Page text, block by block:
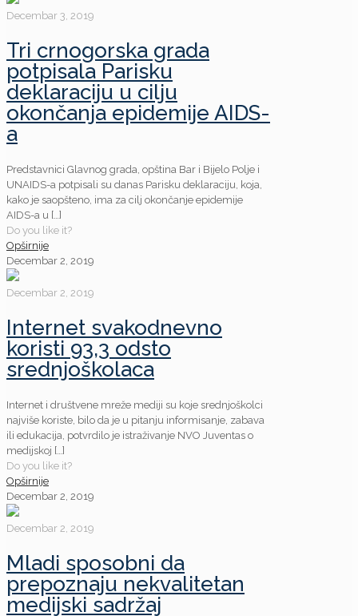
Decembar 3, 2019
Tri crnogorska grada
potpisala Parisku
deklaraciju u cilju
okončanja epidemije AIDS-
a
Predstavnici Glavnog grada, opština Bar i Bijelo Polje i
UNAIDS-a potpisali su danas Parisku deklaraciju, koja,
kako je saopšteno, ima za cilj okončanje epidemije
AIDS-a u […]
Do you like it?
Opširnije
Decembar 2, 2019
Decembar 2, 2019
Internet svakodnevno
koristi 93,3 odsto
srednjoškolaca
Internet i društvene mreže mediji su koje srednjoškolci
najviše koriste, bilo da je u pitanju informisanje, zabava
ili edukacija, potvrdilo je istraživanje NVO Juventas o
medijskoj […]
Do you like it?
Opširnije
Decembar 2, 2019
Decembar 2, 2019
Mladi sposobni da
prepoznaju nekvalitetan
medijski sadržaj